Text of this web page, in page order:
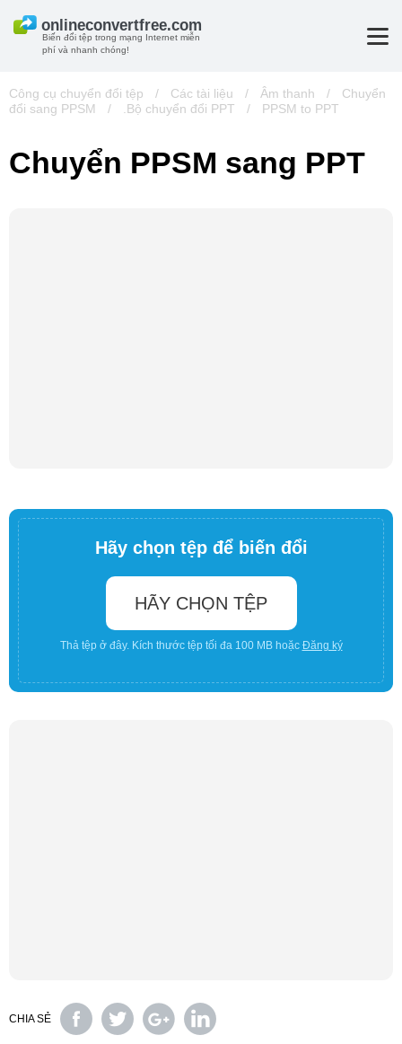
Biến đổi tệp trong mạng Internet miễn
phí và nhanh chóng!
Công cụ chuyển đổi tệp / Các tài liệu / Âm thanh /
Chuyển
đổi sang PPSM
/ .Bộ chuyển đổi PPT / PPSM to PPT
Chuyển PPSM sang PPT
Hãy chọn tệp để biến đổi
HÃY CHỌN TỆP
Thả tệp ở đây. Kích thước tệp tối đa 100 MB hoặc Đăng ký
CHIA SẺ